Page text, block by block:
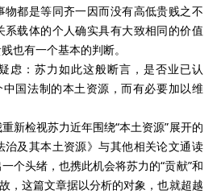
物都是等同齐一因而没有高低贵贱之不
系载体的个人确实具有大致相同的价值
也有一个基本的判断。
：苏力如此这般断言，是否业已认
中国法制的本土资源，而有必要加以维
检视苏力近年围绕“本土资源”展开的
治及其本土资源》与其他相关论文通读
个头绪，也携此机会将苏力的“贡献”和
，这篇文章据以分析的对象，也就超越